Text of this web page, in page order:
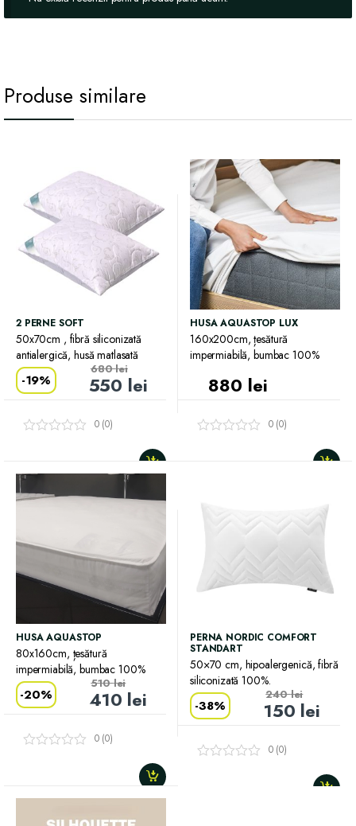
Produse similare
2 PERNE SOFT
50x70cm , fibră siliconizată
antialergică, husă matlasată
-19% 550 lei
680lei
0 (0)
HUSA AQUASTOP LUX
160x200cm, țesătură
impermiabilă, bumbac 100%
880 lei
0 (0)
HUSA AQUASTOP
80x160cm, țesătură
impermiabilă, bumbac 100%
-20% 410 lei
510lei
0 (0)
PERNA NORDIC COMFORT
STANDART
50×70 cm, hipoalergenică, fibră
siliconizată 100%.
-38% 150 lei
240lei
0 (0)